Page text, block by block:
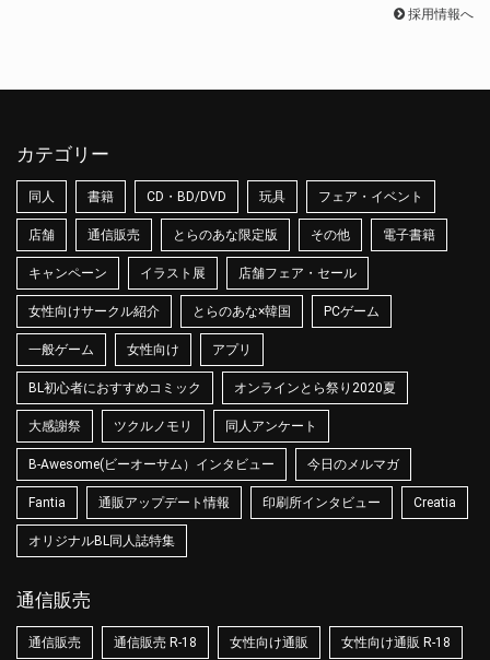
採用情報へ
カテゴリー
同人 書籍 CD・BD/DVD 玩具 フェア・イベント
店舗 通信販売 とらのあな限定版 その他 電子書籍
キャンペーン イラスト展 店舗フェア・セール
女性向けサークル紹介 とらのあな×韓国 PCゲーム
一般ゲーム 女性向け アプリ
BL初心者におすすめコミック オンラインとら祭り2020夏
大感謝祭 ツクルノモリ 同人アンケート
B-Awesome(ビーオーサム）インタビュー 今日のメルマガ
Fantia 通販アップデート情報 印刷所インタビュー Creatia
オリジナルBL同人誌特集
通信販売
通信販売 通信販売 R-18 女性向け通販 女性向け通販 R-18